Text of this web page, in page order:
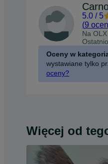
5.0 / 5
(9 ocen
Na
Oceny w
wystawiane tylko
oceny?
Więcej od